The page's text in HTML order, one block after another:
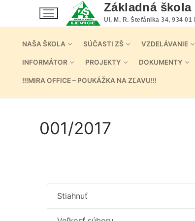
Základná
Ul. M. R. Štefánika 34, 934 01
NAŠA ŠKOLA SÚČASTI ZŠ VZDELÁVANIE
INFORMÁTOR PROJEKTY DOKUMENTY
!!!MIRA OFFICE – POUKÁŽKA NA ZĽAVU!!!
001/2017
Stiahnuť